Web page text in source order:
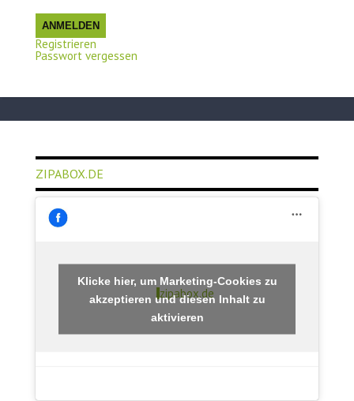
ANMELDEN
Registrieren
Passwort vergessen
ZIPABOX.DE
zipabox.de
Klicke hier, um Marketing-Cookies zu
akzeptieren und diesen Inhalt zu
aktivieren